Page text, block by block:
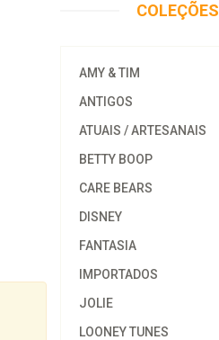
COLEÇÕES
AMY & TIM
ANTIGOS
ATUAIS / ARTESANAIS
BETTY BOOP
CARE BEARS
DISNEY
FANTASIA
IMPORTADOS
JOLIE
LOONEY TUNES